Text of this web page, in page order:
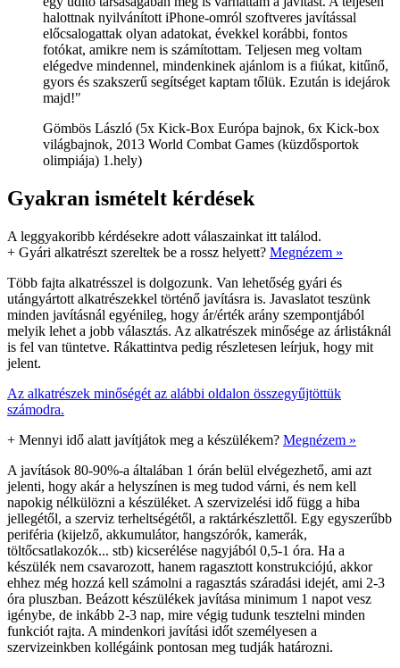
halottnak nyilvánított iPhone-omról szoftveres javítással
előcsalogattak olyan adatokat, évekkel korábbi, fontos
fotókat, amikre nem is számítottam. Teljesen meg voltam
elégedve mindennel, mindenkinek ajánlom is a fiúkat, kitűnő,
gyors és szakszerű segítséget kaptam tőlük. Ezután is idejárok
majd!"
Gömbös László (5x Kick-Box Európa bajnok, 6x Kick-box
világbajnok, 2013 World Combat Games (küzdősportok
olimpiája) 1.hely)
Gyakran ismételt kérdések
A leggyakoribb kérdésekre adott válaszainkat itt találod.
+ Gyári alkatrészt szereltek be a rossz helyett? Megnézem »
Több fajta alkatrésszel is dolgozunk. Van lehetőség gyári és
utángyártott alkatrészekkel történő javításra is. Javaslatot teszünk
minden javításnál egyénileg, hogy ár/érték arány szempontjából
melyik lehet a jobb választás. Az alkatrészek minősége az árlistáknál
is fel van tüntetve. Rákattintva pedig részletesen leírjuk, hogy mit
jelent.
Az alkatrészek minőségét az alábbi oldalon összegyűjtöttük
számodra.
+ Mennyi idő alatt javítjátok meg a készülékem? Megnézem »
A javítások 80-90%-a általában 1 órán belül elvégezhető, ami azt
jelenti, hogy akár a helyszínen is meg tudod várni, és nem kell
napokig nélkülözni a készüléket. A szervizelési idő függ a hiba
jellegétől, a szerviz terheltségétől, a raktárkészlettől. Egy egyszerűbb
periféria (kijelző, akkumulátor, hangszórók, kamerák,
töltőcsatlakozók... stb) kicserélése nagyjából 0,5-1 óra. Ha a
készülék nem csavarozott, hanem ragasztott konstrukciójú, akkor
ehhez még hozzá kell számolni a ragasztás száradási idejét, ami 2-3
óra pluszban. Beázott készülékek javítása minimum 1 napot vesz
igénybe, de inkább 2-3 nap, mire végig tudunk tesztelni minden
funkciót rajta. A mindenkori javítási időt személyesen a
szervizeinkben kollégáink pontosan meg tudják határozni.